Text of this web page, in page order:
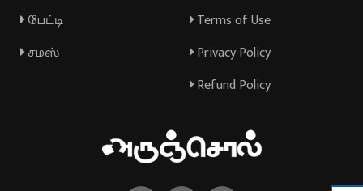
பேட்டி
சமஸ்
Terms of Use
Privacy Policy
Refund Policy